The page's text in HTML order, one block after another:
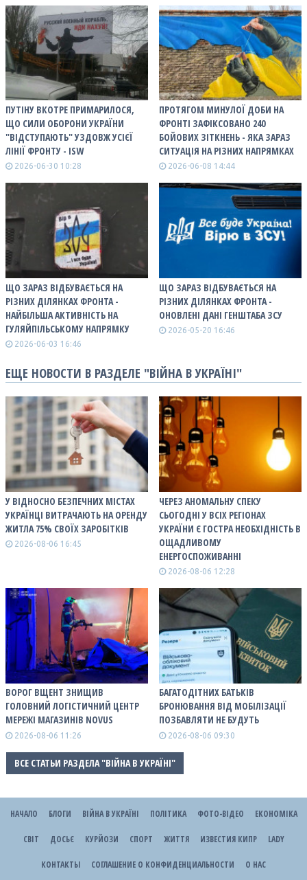
ПУТІНУ ВКОТРЕ ПРИМАРИЛОСЯ,
ЩО СИЛИ ОБОРОНИ УКРАЇНИ
"ВІДСТУПАЮТЬ" УЗДОВЖ УСІЄЇ
ЛІНІЇ ФРОНТУ - ISW
2026-06-30 10:28
ПРОТЯГОМ МИНУЛОЇ ДОБИ НА
ФРОНТІ ЗАФІКСОВАНО 240
БОЙОВИХ ЗІТКНЕНЬ - ЯКА ЗАРАЗ
СИТУАЦІЯ НА РІЗНИХ НАПРЯМКАХ
2026-06-08 14:44
ЩО ЗАРАЗ ВІДБУВАЄТЬСЯ НА
РІЗНИХ ДІЛЯНКАХ ФРОНТА -
НАЙБІЛЬША АКТИВНІСТЬ НА
ГУЛЯЙПІЛЬСЬКОМУ НАПРЯМКУ
2026-06-03 16:46
ЩО ЗАРАЗ ВІДБУВАЄТЬСЯ НА
РІЗНИХ ДІЛЯНКАХ ФРОНТА -
ОНОВЛЕНІ ДАНІ ГЕНШТАБА ЗСУ
2026-05-20 16:46
ЕЩЕ НОВОСТИ В РАЗДЕЛЕ "ВІЙНА В УКРАЇНІ"
У ВІДНОСНО БЕЗПЕЧНИХ МІСТАХ
УКРАЇНЦІ ВИТРАЧАЮТЬ НА ОРЕНДУ
ЖИТЛА 75% СВОЇХ ЗАРОБІТКІВ
2026-08-06 16:45
ЧЕРЕЗ АНОМАЛЬНУ СПЕКУ
СЬОГОДНІ У ВСІХ РЕГІОНАХ
УКРАЇНИ Є ГОСТРА НЕОБХІДНІСТЬ В
ОЩАДЛИВОМУ
ЕНЕРГОСПОЖИВАННІ
2026-08-06 12:28
ВОРОГ ВЩЕНТ ЗНИЩИВ
ГОЛОВНИЙ ЛОГІСТИЧНИЙ ЦЕНТР
МЕРЕЖІ МАГАЗИНІВ NOVUS
2026-08-06 11:26
БАГАТОДІТНИХ БАТЬКІВ
БРОНЮВАННЯ ВІД МОБІЛІЗАЦІЇ
ПОЗБАВЛЯТИ НЕ БУДУТЬ
2026-08-06 09:30
ВСЕ СТАТЬИ РАЗДЕЛА "ВІЙНА В УКРАЇНІ"
НАЧАЛО БЛОГИ ВІЙНА В УКРАЇНІ ПОЛІТИКА ФОТО-ВІДЕО ЕКОНОМІКА
СВІТ ДОСЬЄ КУРЙОЗИ СПОРТ ЖИТТЯ ИЗВЕСТИЯ КИПР LADY
КОНТАКТЫ СОГЛАШЕНИЕ О КОНФИДЕНЦИАЛЬНОСТИ О НАС